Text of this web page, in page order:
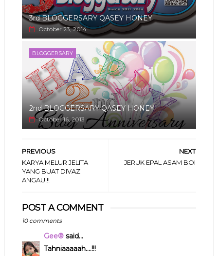
3rd BLOGGERSARY QASEY HONEY
October 23, 2014
BLOGGERSARY
2nd BLOGGERSARY QASEY HONEY
October 16, 2013
NEXT
JERUK EPAL ASAM BOI
PREVIOUS
KARYA MELUR JELITA
YANG BUAT DIVAZ
ANGAU!!!
POST A COMMENT
10 comments
Gee®said...
Tahniaaaaah....!!!